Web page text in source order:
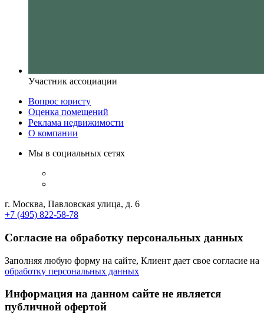
Участник ассоциации
Вопрос юристу
Оценка помещений
Реклама недвижимости
О компании
Мы в социальных сетях
г. Москва, Павловская улица, д. 6
+7 (495) 822-58-78
Согласие на обработку персональных данных
Заполняя любую форму на сайте, Клиент дает свое согласие на
обработку персональных данных
Информация на данном сайте не является
публичной офертой